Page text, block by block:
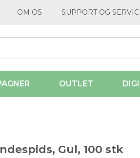
OM OS SUPPORT OG
OUTLET
Gul, 100 stk